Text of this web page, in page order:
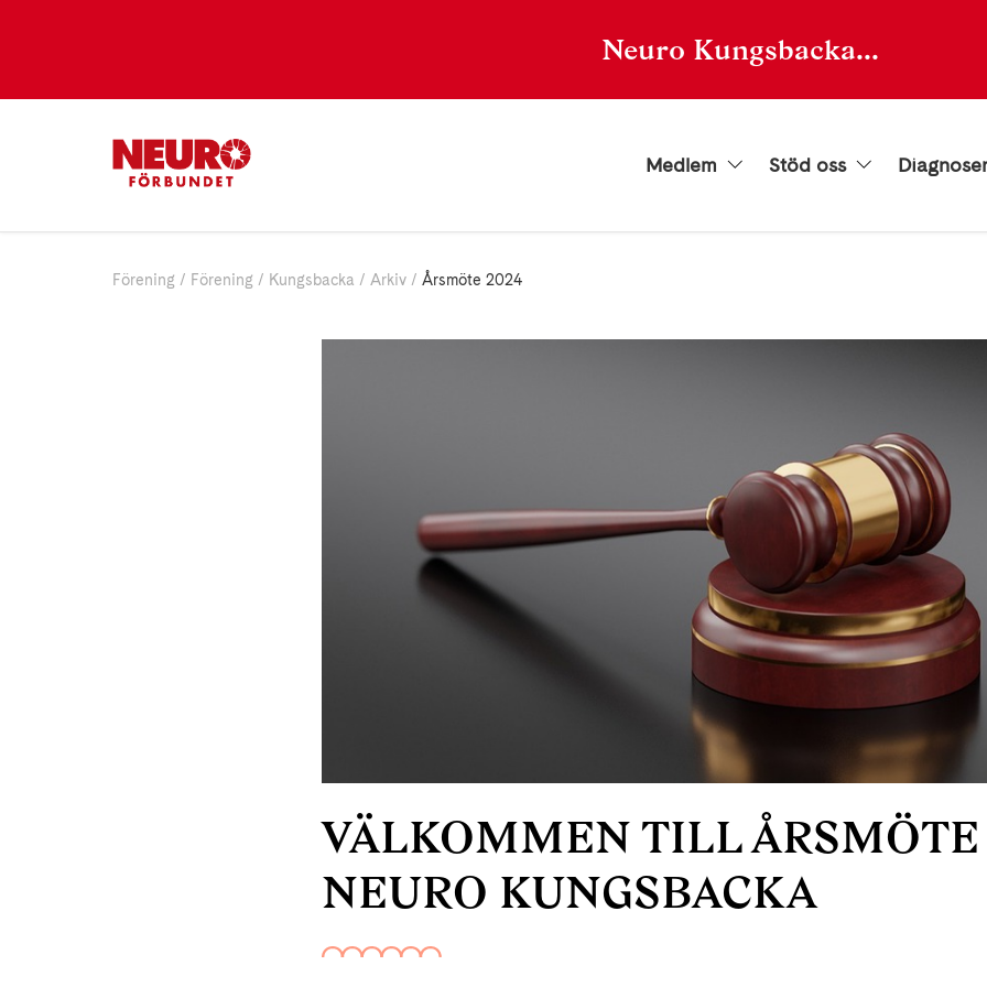
Neuro Kungsbacka...
Medlem Stöd oss
Förening Förening Kungsbacka Arkiv Årsmöte 2024
VÄLKOMMEN TILL ÅRSMÖTE
NEURO KUNGSBACKA